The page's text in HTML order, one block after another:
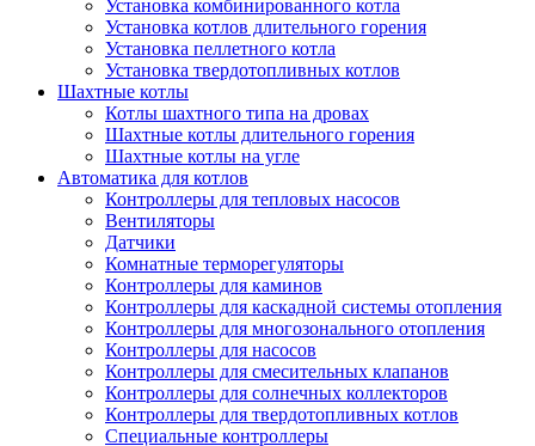
Установка комбинированного котла
Установка котлов длительного горения
Установка пеллетного котла
Установка твердотопливных котлов
Шахтные котлы
Котлы шахтного типа на дровах
Шахтные котлы длительного горения
Шахтные котлы на угле
Автоматика для котлов
Контроллеры для тепловых насосов
Вентиляторы
Датчики
Комнатные терморегуляторы
Контроллеры для каминов
Контроллеры для каскадной системы отопления
Контроллеры для многозонального отопления
Контроллеры для насосов
Контроллеры для смесительных клапанов
Контроллеры для солнечных коллекторов
Контроллеры для твердотопливных котлов
Специальные контроллеры